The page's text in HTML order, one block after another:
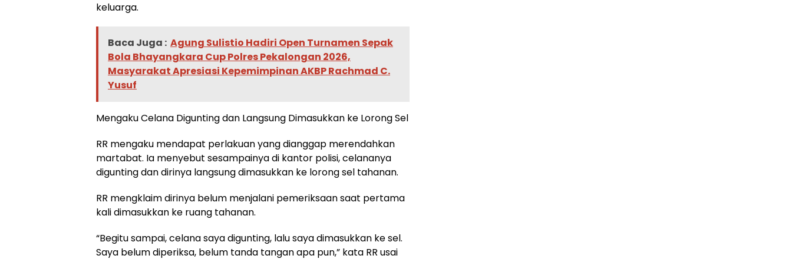
keluarga.
Baca Juga : Agung Sulistio Hadiri Open Turnamen Sepak
Bola Bhayangkara Cup Polres Pekalongan 2026,
Masyarakat Apresiasi Kepemimpinan AKBP Rachmad C.
Yusuf
Mengaku Celana Digunting dan Langsung Dimasukkan ke Lorong Sel
RR mengaku mendapat perlakuan yang dianggap merendahkan
martabat. Ia menyebut sesampainya di kantor polisi, celananya
digunting dan dirinya langsung dimasukkan ke lorong sel tahanan.
RR mengklaim dirinya belum menjalani pemeriksaan saat pertama
kali dimasukkan ke ruang tahanan.
“Begitu sampai, celana saya digunting, lalu saya dimasukkan ke sel.
Saya belum diperiksa, belum tanda tangan apa pun,” kata RR usai